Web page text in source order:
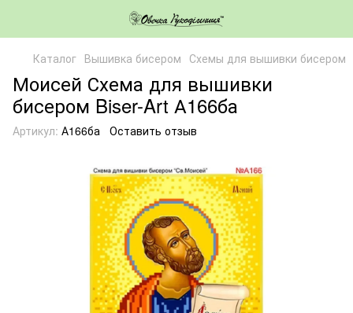
Каталог Вышивка бисером Схемы для вышивки бисером
Моисей Схема для вышивки
бисером Biser-Art А166ба
Артикул: А166ба Оставить отзыв